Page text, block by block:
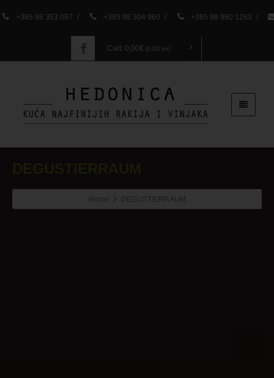
+385 98 353 097 / +385 98 304 960 / +385 98 980 1263 /
Cart: 0,00€ (0,00 kn)
Home DEGUSTIERRAUM